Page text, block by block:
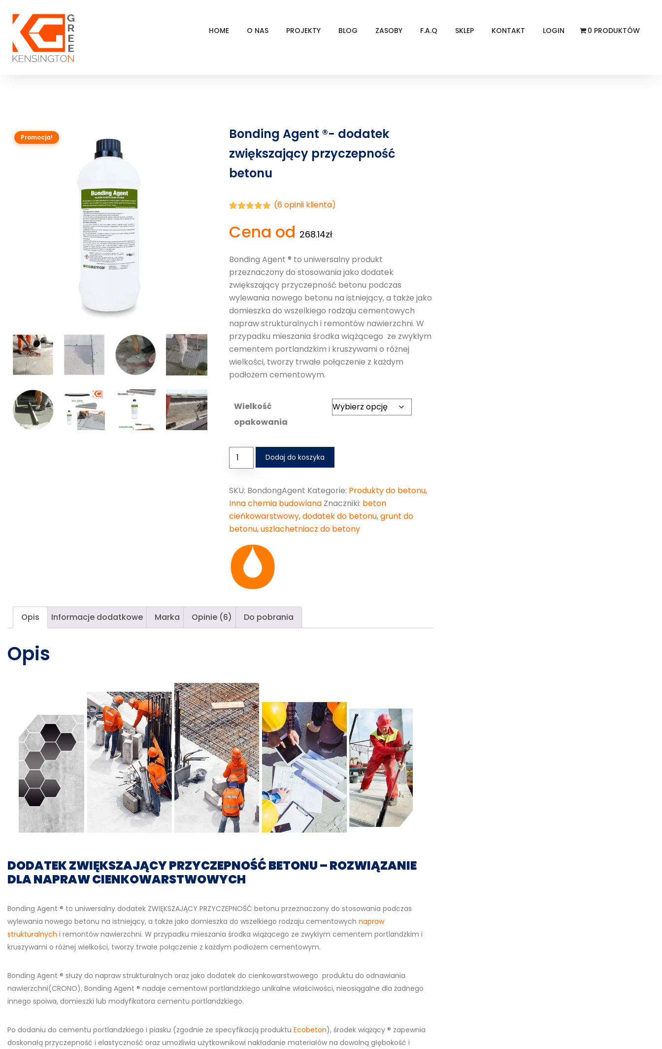
HOME O NAS PROJEKTY BLOG ZASOBY F.A.Q SKLEP KONTAKT LOGIN 0 PRODUKTÓW
Promocja!
Bonding Agent ®- dodatek
zwiększający przyczepność
betonu
na
klientów
(6opinii klienta)
Cena od 268.14zł
Bonding Agent ® to uniwersalny produkt
przeznaczony do stosowania jako dodatek
zwiększający przyczepność betonu podczas
wylewania nowego betonu na istniejący, a także jako
domieszka do wszelkiego rodzaju cementowych
napraw strukturalnych i remontów nawierzchni. W
przypadku mieszania środka wiążącego ze zwykłym
cementem portlandzkim i kruszywami o różnej
wielkości, tworzy trwałe połączenie z każdym
podłożem cementowym.
Wielkość
opakowania
Dodaj do koszyka
SKU: BondongAgent Kategorie: Produkty do betonu,
Inna chemia budowlana Znaczniki: beton
cieńkowarstwowy,dodatek do betonu,grunt do
betonu,uszlachetniacz do betony
Opis Informacje dodatkowe Marka Opinie (6) Do pobrania
Opis
DODATEK ZWIĘKSZAJĄCY PRZYCZEPNOŚĆ BETONU – ROZWIĄZANIE
DLA NAPRAWCIENKOWARSTWOWYCH
Bonding Agent ® to uniwersalny dodatek ZWIĘKSZAJĄCY PRZYCZEPNOŚĆ betonu przeznaczony do stosowania podczas
wylewania nowego betonu na istniejący, a także jako domieszka do wszelkiego rodzaju cementowych napraw
strukturalnych i remontów nawierzchni. W przypadku mieszania środka wiążącego ze zwykłym cementem portlandzkim i
kruszywami o różnej wielkości, tworzy trwałe połączenie z każdym podłożem cementowym.
Bonding Agent ® służy do napraw strukturalnych oraz jako dodatek do cienkowarstwowego produktu do odnawiania
nawierzchni(CRONO). Bonding Agent ® nadaje cementowi portlandzkiego unikalne właściwości, nieosiągalne dla żadnego
innego spoiwa, domieszki lub modyfikatora cementu portlandzkiego.
Po dodaniu do cementu portlandzkiego i piasku (zgodnie ze specyfikacją produktu Ecobeton), środek wiążący ® zapewnia
doskonałą przyczepność i elastyczność oraz umożliwia użytkownikowi nakładanie materiałów na dowolną głębokość i